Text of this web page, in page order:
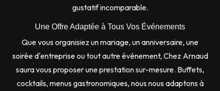
gustatif incomparable.
Une Offre Adaptée à Tous Vos Événements
Que vous organisiez un mariage, un anniversaire, une
soirée d'entreprise ou tout autre événement, Chez Arnaud
saura vous proposer une prestation sur-mesure. Buffets,
cocktails, menus gastronomiques, nous nous adaptons à